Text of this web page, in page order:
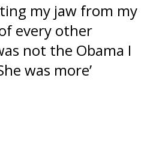
my jaw from my
every other
not the Obama I
was more’